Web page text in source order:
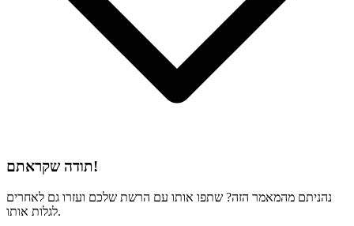
תודה שקראתם!
נהניתם מהמאמר הזה? שתפו אותו עם הרשת שלכם ועזרו גם לאחרים
לגלות אותו.